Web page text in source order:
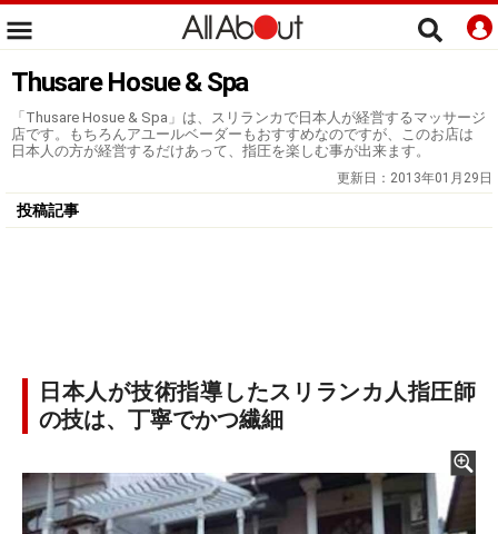
Thusare Hosue & Spa
「Thusare Hosue & Spa」は、スリランカで日本人が経営するマッサージ
店です。もちろんアユールベーダーもおすすめなのですが、このお店は
日本人の方が経営するだけあって、指圧を楽しむ事が出来ます。
更新日： 2013年01月29日
投稿記事
日本人が技術指導したスリランカ人指圧師
の技は、丁寧でかつ繊細